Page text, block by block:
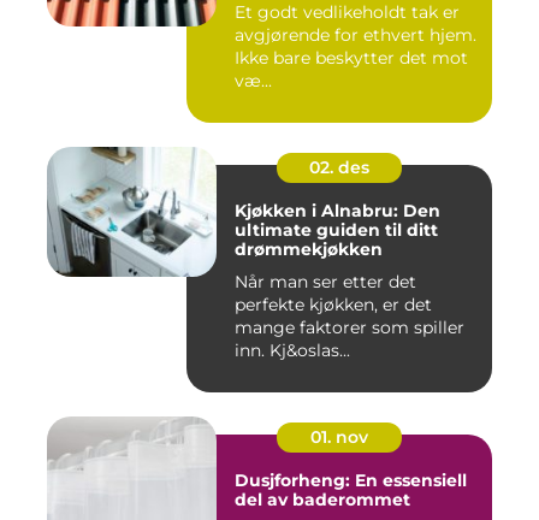
Et godt vedlikeholdt tak er
avgjørende for ethvert hjem.
Ikke bare beskytter det mot
væ...
02. des
Kjøkken i Alnabru: Den
ultimate guiden til ditt
drømmekjøkken
Når man ser etter det
perfekte kjøkken, er det
mange faktorer som spiller
inn. Kj&oslas...
01. nov
Dusjforheng: En essensiell
del av baderommet